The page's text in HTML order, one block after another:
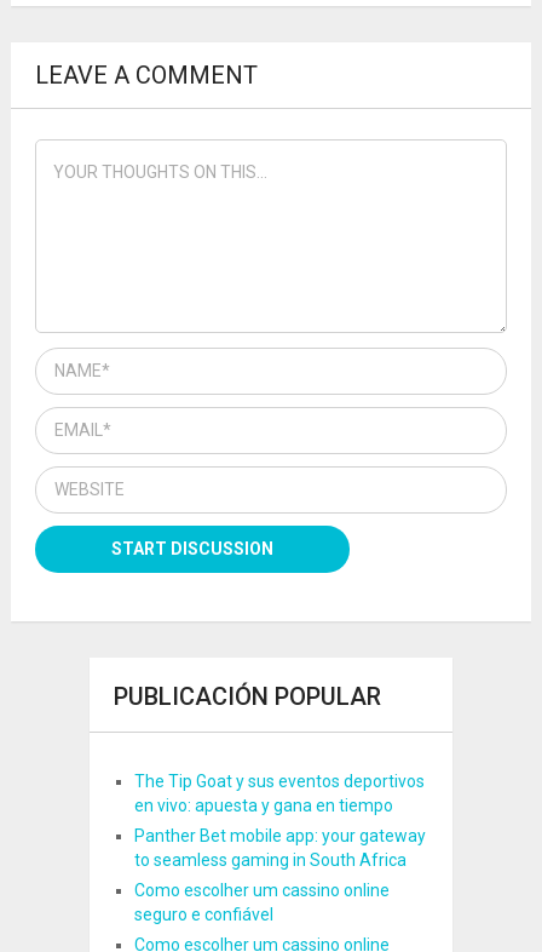
LEAVE A COMMENT
PUBLICACIÓN POPULAR
The Tip Goat y sus eventos deportivos
en vivo: apuesta y gana en tiempo
Panther Bet mobile app: your gateway
to seamless gaming in South Africa
Como escolher um cassino online
seguro e confiável
Como escolher um cassino online